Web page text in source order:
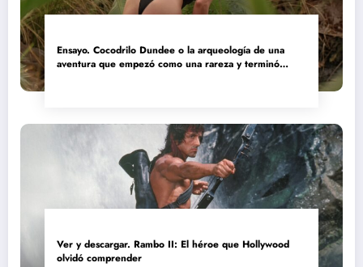
Ensayo. Cocodrilo Dundee o la arqueología de una
aventura que empezó como una rareza y terminó
Ver y descargar. Rambo II: El héroe que Hollywood
olvidó comprender